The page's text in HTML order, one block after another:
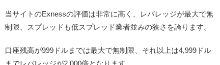
当サイトのExnessの評価は非常に高く、レバレッジが最大で無
制限、スプレッドも低スプレッド業者並みの狭さを誇ります。
口座残高が999ドルまでは最大で無制限、それ以上は4,999ドル